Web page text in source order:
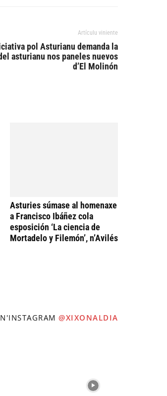
Artículu viniente
pol Asturianu demanda la
asturianu nos paneles nuevos
d’El Molinón
Asturies súmase al homenaxe
a Francisco Ibáñez cola
esposición ‘La ciencia de
Mortadelo y Filemón’, n’Avilés
@XIXONALDIA